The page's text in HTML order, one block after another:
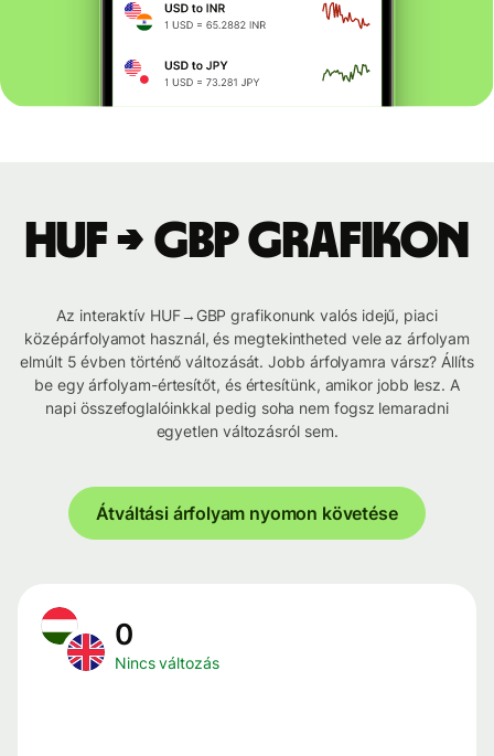
HUF → GBP grafikon
Az interaktív HUF→GBP grafikonunk valós idejű, piaci
középárfolyamot használ, és megtekintheted vele az árfolyam
elmúlt 5 évben történő változását. Jobb árfolyamra vársz? Állíts
be egy árfolyam-értesítőt, és értesítünk, amikor jobb lesz. A
napi összefoglalóinkkal pedig soha nem fogsz lemaradni
egyetlen változásról sem.
Átváltási árfolyam nyomon követése
0
Nincs változás